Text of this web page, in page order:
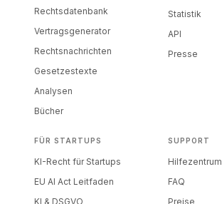
Rechtsdatenbank
Vertragsgenerator
Rechtsnachrichten
Gesetzestexte
Analysen
Bücher
Statistik
API
Presse
FÜR STARTUPS
KI-Recht für Startups
EU AI Act Leitfaden
KI & DSGVO
SUPPORT
Hilfezentrum
FAQ
Preise